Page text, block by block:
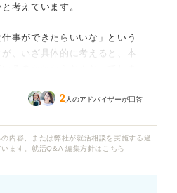
考えています。
事ができたらいいな」という
、いざ具体的に考えると、本
るのかわからなくなってしま
じています。
2 人のアドバイザーが回答
内容、または弊社が就活相談を実施する過
ます。就活Q&A 編集方針は こちら